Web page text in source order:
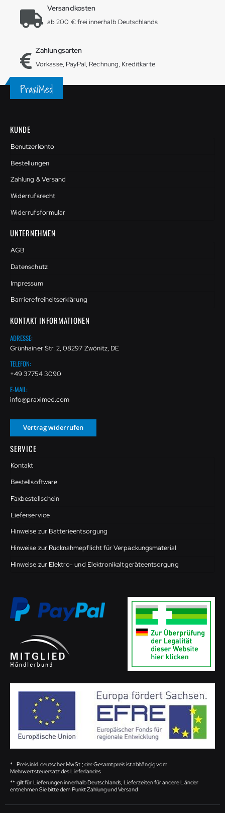
Versandkosten
ab 200 € frei innerhalb Deutschlands
Zahlungsarten
Vorkasse, PayPal, Rechnung, Kreditkarte
KUNDE
Benutzerkonto
Bestellungen
Zahlung & Versand
Widerrufsrecht
Widerrufsformular
UNTERNEHMEN
AGB
Datenschutz
Impressum
Barrierefreiheitserklärung
KONTAKT INFORMATIONEN
ADRESSE:
Grünhainer Str. 2, 08297 Zwönitz, DE
TELEFON:
+49 37754 3090
E-MAIL:
info@praximed.com
Vertrag widerrufen
SERVICE
Kontakt
Bestellsoftware
Faxbestellschein
Lieferservice
Hinweise zur Batterieentsorgung
Hinweise zur Rücknahmepflicht für Verpackungsmaterial
Hinweise zur Elektro- und Elektronikaltgeräteentsorgung
* Preis inkl. deutscher MwSt.; der Gesamtpreis ist abhängig vom
Mehrwertsteuersatz des Lieferlandes
** gilt für Lieferungen innerhalb Deutschlands, Lieferzeiten für andere Länder
entnehmen Sie bitte dem Punkt Zahlung und Versand